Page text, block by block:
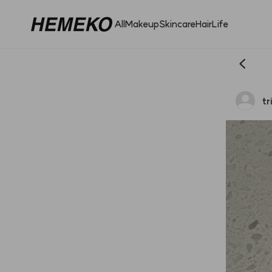
AllMakeupSkincareHairLife